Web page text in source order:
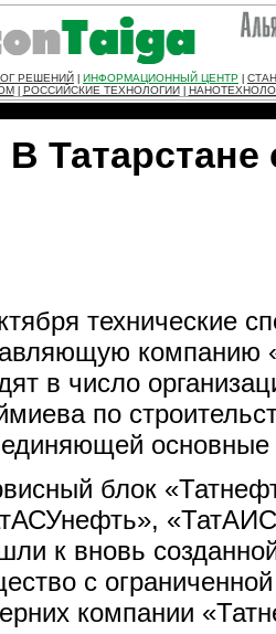
РЕШЕНИЙ ИНФОРМАЦИОННЫЙ ЦЕНТР
РОССИЙСКИЕ ТЕХНОЛОГИИ
В
технические
компанию
в число
по
основные
блок
к вновь
с
компании